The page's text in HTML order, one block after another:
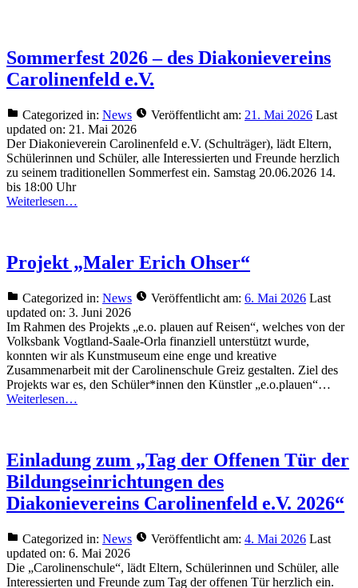
Sommerfest 2026 – des Diakonievereins
Carolinenfeld e.V.
Categorized in: News Veröffentlicht am: 21. Mai 2026 Last
updated on: 21. Mai 2026
Der Diakonieverein Carolinenfeld e.V. (Schulträger), lädt Eltern,
Schülerinnen und Schüler, alle Interessierten und Freunde herzlich
zu seinem traditionellen Sommerfest ein. Samstag 20.06.2026 14.
bis 18:00 Uhr
Weiterlesen…
Projekt „Maler Erich Ohser“
Categorized in: News Veröffentlicht am: 6. Mai 2026 Last
updated on: 3. Juni 2026
Im Rahmen des Projekts „e.o. plauen auf Reisen“, welches von der
Volksbank Vogtland-Saale-Orla finanziell unterstützt wurde,
konnten wir als Kunstmuseum eine enge und kreative
Zusammenarbeit mit der Carolinenschule Greiz gestalten. Ziel des
Projekts war es, den Schüler*innen den Künstler „e.o.plauen“…
Weiterlesen…
Einladung zum „Tag der Offenen Tür der
Bildungseinrichtungen des
Diakonievereins Carolinenfeld e.V. 2026“
Categorized in: News Veröffentlicht am: 4. Mai 2026 Last
updated on: 6. Mai 2026
Die „Carolinenschule“, lädt Eltern, Schülerinnen und Schüler, alle
Interessierten und Freunde zum Tag der offenen Tür herzlich ein.